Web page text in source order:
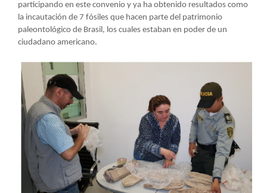
participando en este convenio y ya ha obtenido resultados como
la incautación de 7 fósiles que hacen parte del patrimonio
paleontológico de Brasil, los cuales estaban en poder de un
ciudadano americano.